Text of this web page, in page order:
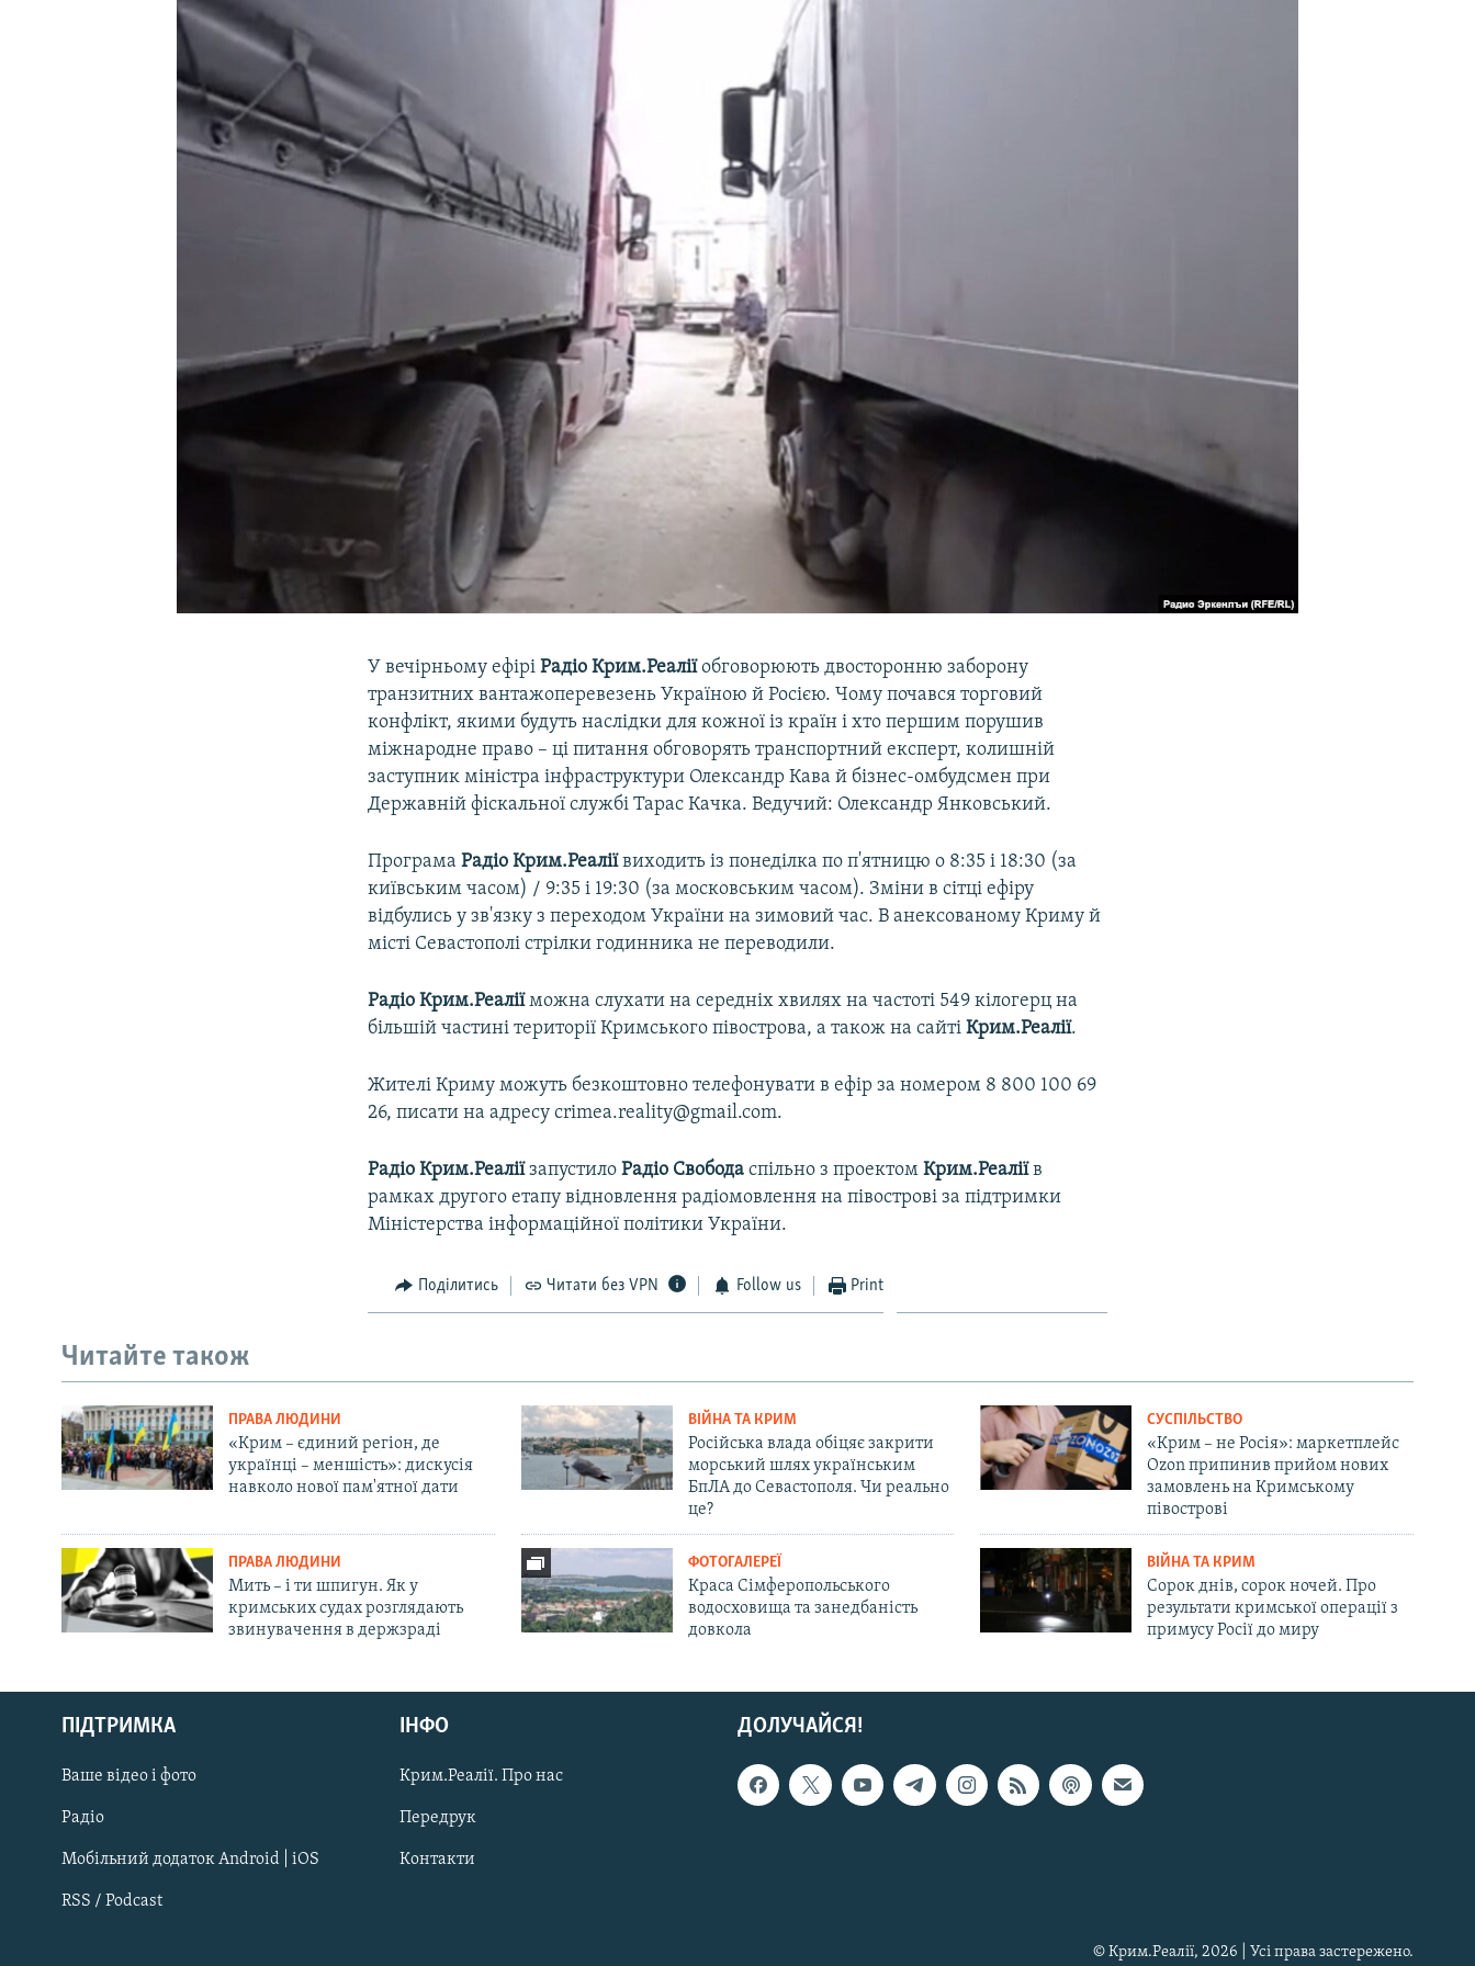
УКРАЇНСЬКА ПРОБЛЕМА КРИМУ
Русский
Qırımtatar
ДОЛУЧАЙСЯ!
У вечірньому ефіріРадіо Крим.Реаліїобговорюють двосторонню заборону
транзитних вантажоперевезень Україною й Росією. Чому почався торговий
конфлікт, якими будуть наслідки для кожної із країн і хто першим порушив
міжнародне право – ці питання обговорять транспортний експерт, колишній
заступник міністра інфраструктури Олександр Кава й бізнес-омбудсмен при
Державній фіскальної службі Тарас Качка. Ведучий: Олександр Янковський.
ПрограмаРадіо Крим.Реаліївиходить із понеділка по п'ятницю о 8:35 і 18:30 (за
київським часом) / 9:35 і 19:30 (за московським часом). Зміни в сітці ефіру
відбулись у зв'язку з переходом України на зимовий час. В анексованому Криму й
місті Севастополі стрілки годинника не переводили.
Радіо Крим.Реаліїможна слухати на середніх хвилях на частоті 549 кілогерц на
більшій частині території Кримського півострова, а також на сайтіКрим.Реалії.
Жителі Криму можуть безкоштовно телефонувати в ефір за номером 8 800 100 69
26, писати на адресу crimea.reality@gmail.com.
Радіо Крим.РеаліїзапустилоРадіо Свобода спільно з проектомКрим.Реаліїв
рамках другого етапу відновлення радіомовлення на півострові за підтримки
Міністерства інформаційної політики України.
Поділитись Читати без VPN Follow us Print
Читайте також
ПРАВА ЛЮДИНИ
«Крим – єдиний регіон, де
українці – меншість»: дискусія
навколо нової пам'ятної дати
ВІЙНА ТА КРИМ
Російська влада обіцяє закрити
морський шлях українським
БпЛА до Севастополя. Чи реально
це?
СУСПІЛЬСТВО
«Крим – не Росія»: маркетплейс
Ozon припинив прийом нових
замовлень на Кримському
півострові
ПРАВА ЛЮДИНИ
Мить – і ти шпигун. Як у
кримських судах розглядають
звинувачення в держзраді
ФОТОГАЛЕРЕЇ
Краса Сімферопольського
водосховища та занедбаність
довкола
ВІЙНА ТА КРИМ
Сорок днів, сорок ночей. Про
результати кримської операції з
примусу Росії до миру
ДОЛУЧАЙСЯ!
ПІДТРИМКА
Ваше відео і фото
Радіо
Мобільний додаток Android | iOS
RSS / Podcast
ІНФО
Крим.Реалії. Про нас
Передрук
Контакти
© Крим.Реалії, 2026 | Усі права застережено.